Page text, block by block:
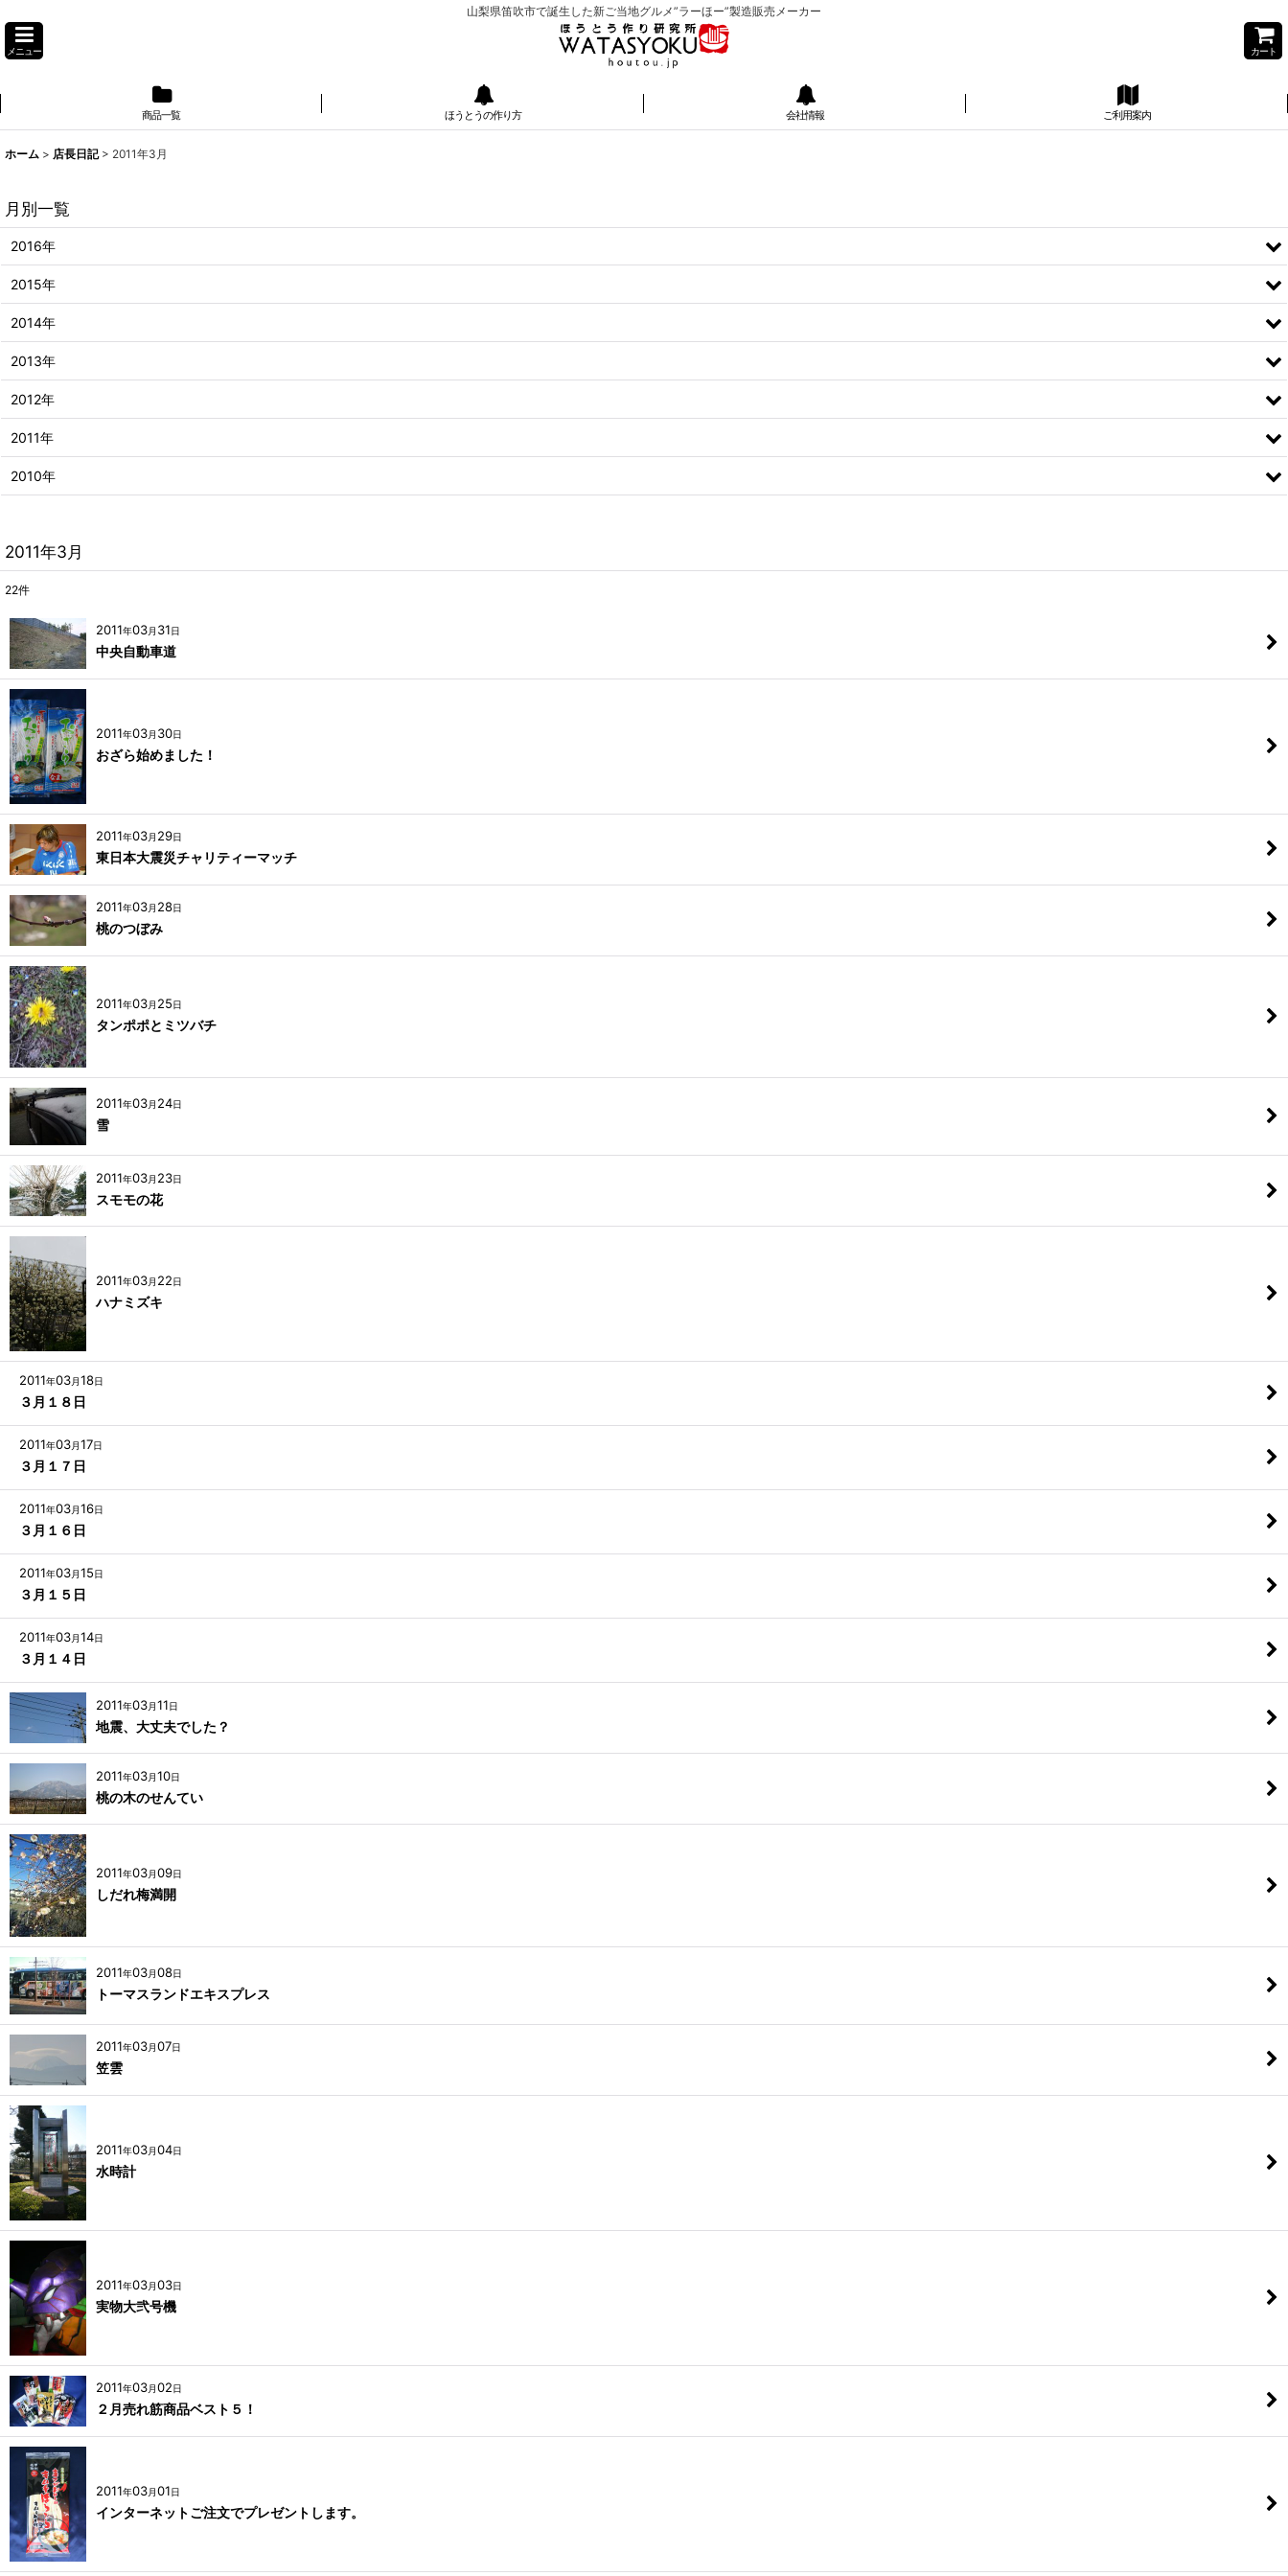
山梨県笛吹市で誕生した新ご当地グルメ”ラーほー”製造販売メーカー
メニュー カート
商品一覧 ほうとうの作り方 会社情報 ご利用案内
ホーム > 店長日記 > 2011年3月
2011年3月
22件
2011年03月 31日
中央自動車道
2011年03月 30日
おざら始めました！
2011年03月 29日
東日本大震災チャリティーマッチ
2011年03月 28日
桃のつぼみ
2011年03月 25日
タンポポとミツバチ
2011年03月 24日
雪
2011年03月 23日
スモモの花
2011年03月 22日
ハナミズキ
2011年03月18日
３月１８日
2011年03月17日
３月１７日
2011年03月16日
３月１６日
2011年03月15日
３月１５日
2011年03月14日
３月１４日
2011年03月11日
地震、大丈夫でした？
2011年03月10日
桃の木のせんてい
2011年03月09日
しだれ梅満開
2011年03月08日
トーマスランドエキスプレス
2011年03月07日
笠雲
2011年03月04日
水時計
2011年03月03日
実物大弐号機
2011年03月02日
２月売れ筋商品ベスト５！
2011年03月01日
インターネットご注文でプレゼントします。
月別一覧
2016年
2015年
2014年
2013年
2012年
2011年
2010年